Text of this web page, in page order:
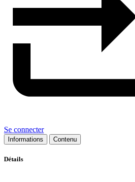
Se connecter
Informations Contenu
Détails